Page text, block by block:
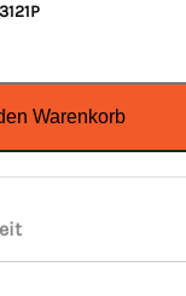
Warenkorb